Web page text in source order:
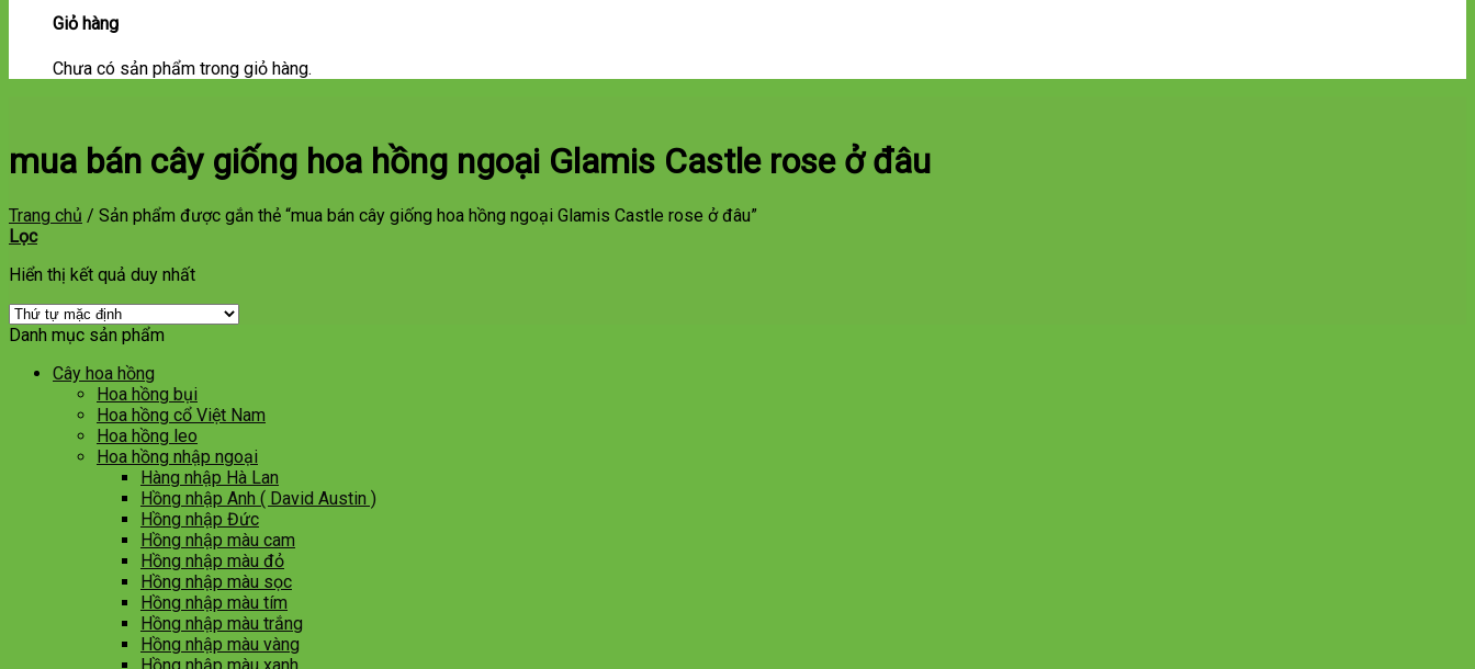
Giỏ hàng
Chưa có sản phẩm trong giỏ hàng.
mua bán cây giống hoa hồng ngoại Glamis Castle rose ở đâu
Trang chủ / Sản phẩm được gắn thẻ “mua bán cây giống hoa hồng ngoại Glamis Castle rose ở đâu”
Lọc
Hiển thị kết quả duy nhất
Danh mục sản phẩm
Cây hoa hồng
Hoa hồng bụi
Hoa hồng cổ Việt Nam
Hoa hồng leo
Hoa hồng nhập ngoại
Hàng nhập Hà Lan
Hồng nhập Anh ( David Austin )
Hồng nhập Đức
Hồng nhập màu cam
Hồng nhập màu đỏ
Hồng nhập màu sọc
Hồng nhập màu tím
Hồng nhập màu trắng
Hồng nhập màu vàng